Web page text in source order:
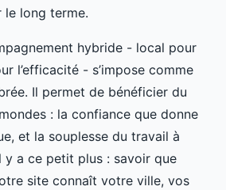
le long terme.
hybride - local pour
l’efficacité - s’impose comme
Il permet de bénéficier du
: la confiance que donne
et la souplesse du travail à
y a ce petit plus : savoir que
site connaît votre ville, vos